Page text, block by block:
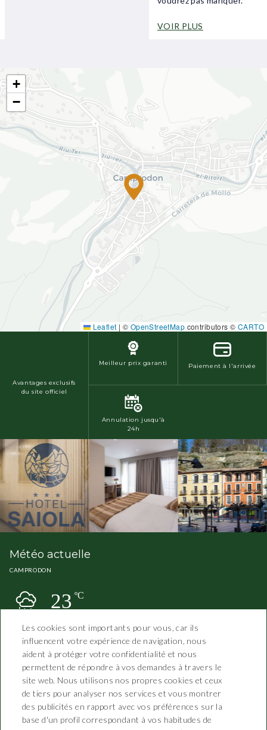
VOIR PLUS
+
−
Leaflet | © OpenStreetMap contributors © CARTO
Avantages exclusifs
du site officiel
Meilleur prix garanti Paiement à l'arrivée
Annulation jusqu'à
24h
Météo actuelle
CAMPRODON
23ºC
Hotel Saiola
Les cookies sont importants pour vous, car ils
influencent votre expérience de navigation, nous
aident à protéger votre confidentialité et nous
permettent de répondre à vos demandes à travers le
site web. Nous utilisons nos propres cookies et ceux
de tiers pour analyser nos services et vous montrer
des publicités en rapport avec vos préférences sur la
base d'un profil correspondant à vos habitudes de